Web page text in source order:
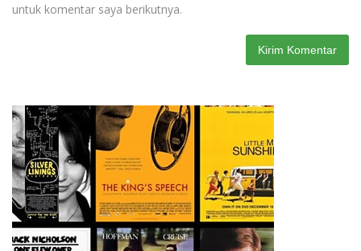
untuk komentar saya berikutnya.